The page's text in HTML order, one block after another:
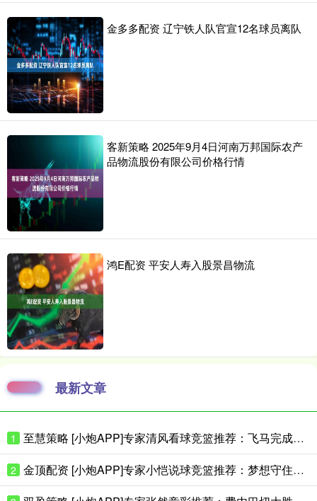
金多多配资 辽宁铁人队官宣12名球员离队
客新策略 2025年9月4日河南万邦国际农产
品物流股份有限公司价格行情
鸿E配资 平安人寿入股景昌物流
最新文章
1 至慧策略 [小炮APP]专家清风看球竞篮推荐：飞马完成复仇
2 金顶配资 [小炮APP]专家小恺说球竞篮推荐：梦想守住主场